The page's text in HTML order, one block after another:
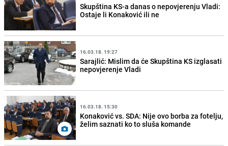
Skupština KS-a danas o nepovjerenju Vladi:
Ostaje li Konaković ili ne
16.03.18. 19:27
Sarajlić: Mislim da će Skupština KS izglasati
nepovjerenje Vladi
16.03.18. 15:30
Konaković vs. SDA: Nije ovo borba za fotelju,
želim saznati ko to sluša komande